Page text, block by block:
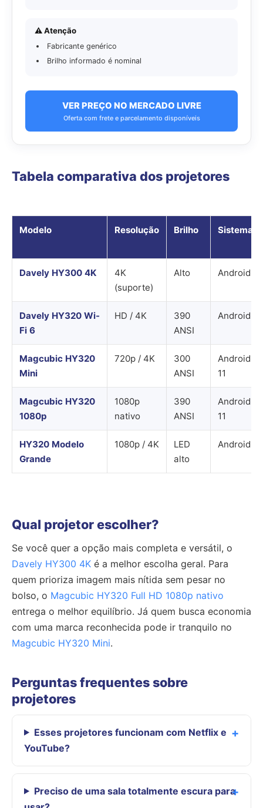
⚠️ Atenção
Fabricante genérico
Brilho informado é nominal
VER PREÇO NO MERCADO LIVRE
Oferta com frete e parcelamento disponíveis
Tabela comparativa dos projetores
Modelo Resolução Brilho Sistema
Davely HY300 4K
4K
(suporte)
Alto Android
Davely HY320 Wi-
Fi 6
HD / 4K
390
ANSI
Android
Magcubic HY320
Mini
720p / 4K
300
ANSI
Android
11
Magcubic HY320
1080p
1080p
nativo
390
ANSI
Android
11
HY320 Modelo
Grande
1080p / 4K
LED
alto
Android
Qual projetor escolher?
Se você quer a opção mais completa e versátil, o
Davely HY300 4K é a melhor escolha geral. Para
quem prioriza imagem mais nítida sem pesar no
bolso, o Magcubic HY320 Full HD 1080p nativo
entrega o melhor equilíbrio. Já quem busca economia
com uma marca reconhecida pode ir tranquilo no
Magcubic HY320 Mini.
Perguntas frequentes sobre
projetores
Esses projetores funcionam com Netflix e
YouTube?
Preciso de uma sala totalmente escura para